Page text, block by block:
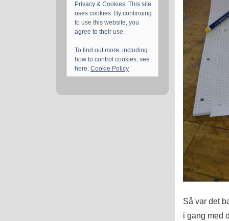
Privacy & Cookies: This site
uses cookies. By continuing
to use this website, you
agree to their use.
To find out more, including
how to control cookies, see
here: Cookie Policy
Så var det
i gang med